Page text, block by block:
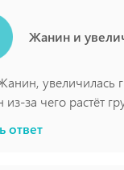
Жанин и
увеличилась
за чего растёт
ответ